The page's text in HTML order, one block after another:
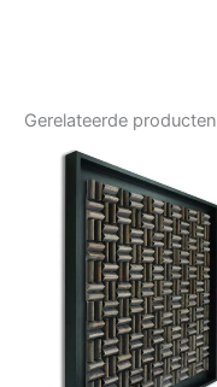
Gerelateerde producten